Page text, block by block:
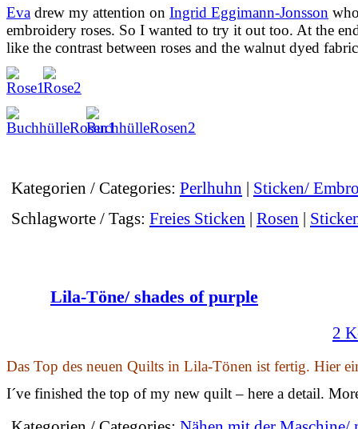
Eva drew my attention on Ingrid Eggimann-Jonsson
embroidery roses. So I wanted to try it out too. At the
like the contrast between roses and the walnut dyed
Kategorien / Categories: Perlhuhn | Sticken/
Schlagworte / Tags: Freies Sticken | Rosen |
Lila-Töne/ shades of purple
2
Das Top des neuen Quilts in Lila-Tönen ist fertig. Hier
I´ve finished the top of my new quilt – here a detail.